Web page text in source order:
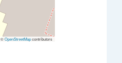
©OpenStreetMapcontributors